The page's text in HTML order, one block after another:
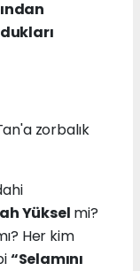
zorbalık
Yüksel mi?
Her kim
“Selamını